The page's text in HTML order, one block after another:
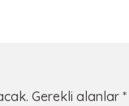
Gerekli alanlar *